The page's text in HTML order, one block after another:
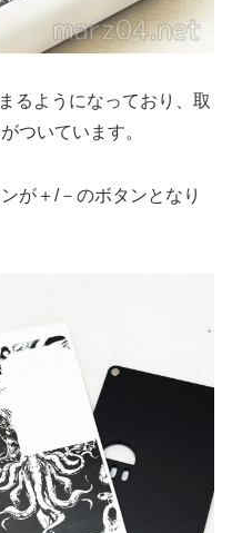
るようになっており、取
ついています。
が＋/－のボタンとなり